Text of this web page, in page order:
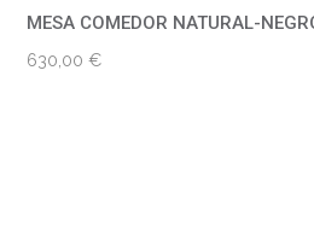
MESA COMEDOR NATURAL-
630,00€